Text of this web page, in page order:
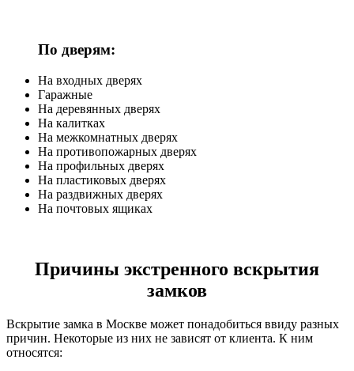
По дверям:
На входных дверях
Гаражные
На деревянных дверях
На калитках
На межкомнатных дверях
На противопожарных дверях
На профильных дверях
На пластиковых дверях
На раздвижных дверях
На почтовых ящиках
Причины экстренного вскрытия
замков
Вскрытие замка в Москве может понадобиться ввиду разных
причин. Некоторые из них не зависят от клиента. К ним
относятся: